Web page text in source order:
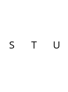
S T U